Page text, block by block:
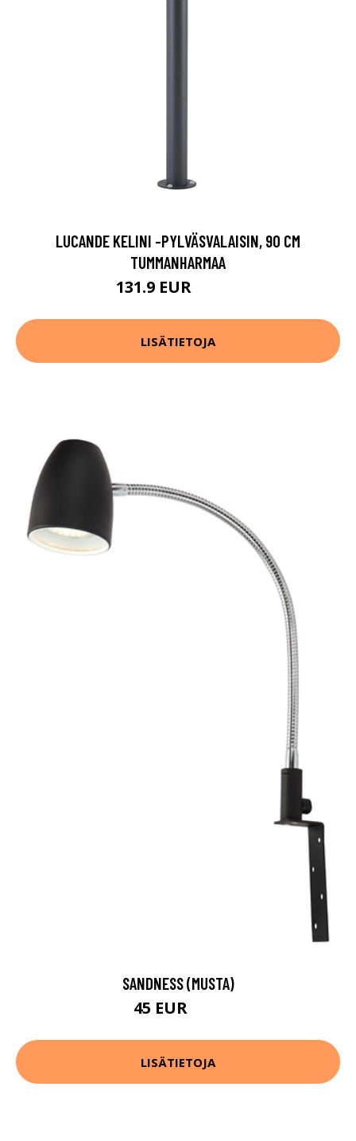
LUCANDE KELINI -PYLVÄSVALAISIN, 90 CM
TUMMANHARMAA
131.9 EUR
LISÄTIETOJA
SANDNESS (MUSTA)
45 EUR
LISÄTIETOJA